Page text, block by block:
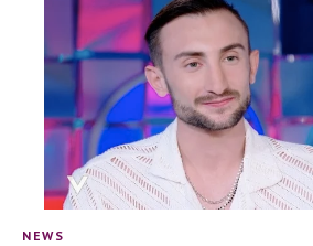
NEWS